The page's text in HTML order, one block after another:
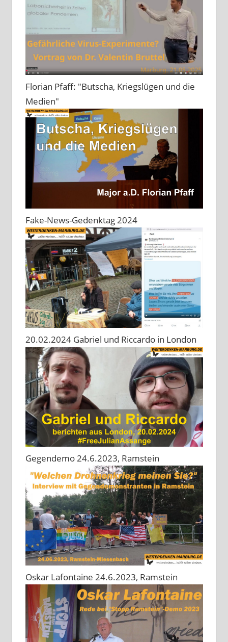
Florian Pfaff: "Butscha, Kriegslügen und die
Medien"
Fake-News-Gedenktag 2024
20.02.2024 Gabriel und Riccardo in London
Gegendemo 24.6.2023, Ramstein
Oskar Lafontaine 24.6.2023, Ramstein